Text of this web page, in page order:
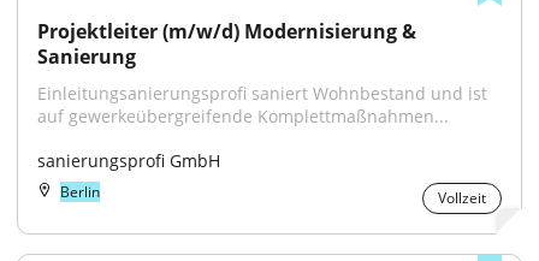
Projektleiter (m/w/d) Modernisierung &
Sanierung
Einleitungsanierungsprofi saniert Wohnbestand und ist
auf gewerkeübergreifende Komplettmaßnahmen...
sanierungsprofi GmbH
Berlin Vollzeit